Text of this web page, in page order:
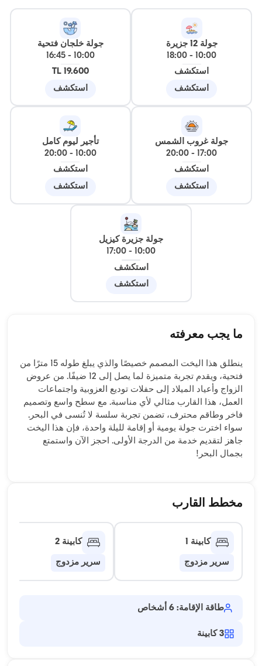
جولة 12 جزيرة
10:00
-
18:00
استكشف
استكشف
جولة خلجان فتحية
10:00
-
16:45
19.600 TL
استكشف
جولة غروب الشمس
17:00
-
20:00
استكشف
استكشف
تأجير ليوم كامل
10:00
-
20:00
استكشف
استكشف
جولة جزيرة كيزيل
10:00
-
17:00
استكشف
استكشف
ما يجب معرفته
ينطلق هذا اليخت المصمم خصيصًا والذي يبلغ طوله 15 مترًا من
فتحية، ويقدم تجربة متميزة لما يصل إلى 12 ضيفًا. من عروض
الزواج وأعياد الميلاد إلى حفلات توديع العزوبية واجتماعات
العمل، هذا القارب مثالي لأي مناسبة. مع سطح واسع وتصميم
فاخر وطاقم محترف، تضمن تجربة سلسة لا تُنسى في البحر.
سواء اخترت جولة يومية أو إقامة لليلة واحدة، فإن هذا اليخت
جاهز لتقديم خدمة من الدرجة الأولى. احجز الآن واستمتع
بجمال البحر!
مخطط القارب
كابينة 1
سرير مزدوج
كابينة 2
سرير مزدوج
طاقة الإقامة: 6 أشخاص
3 كابينة